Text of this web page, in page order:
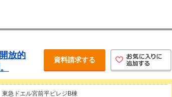
放的
資料請求する
東急ドエル宮前平ビレジB棟